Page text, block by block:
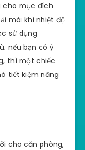
cho mục đích
mái khi nhiệt độ
sử dụng
nếu bạn có ý
thì một chiếc
tiết kiệm năng
cho căn phòng,